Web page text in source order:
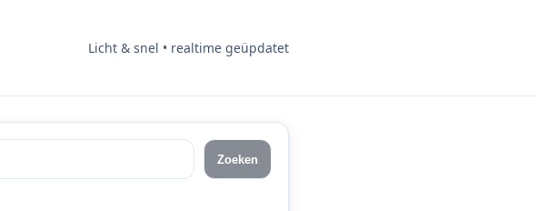
Licht & snel • realtime geüpdatet
Zoeken